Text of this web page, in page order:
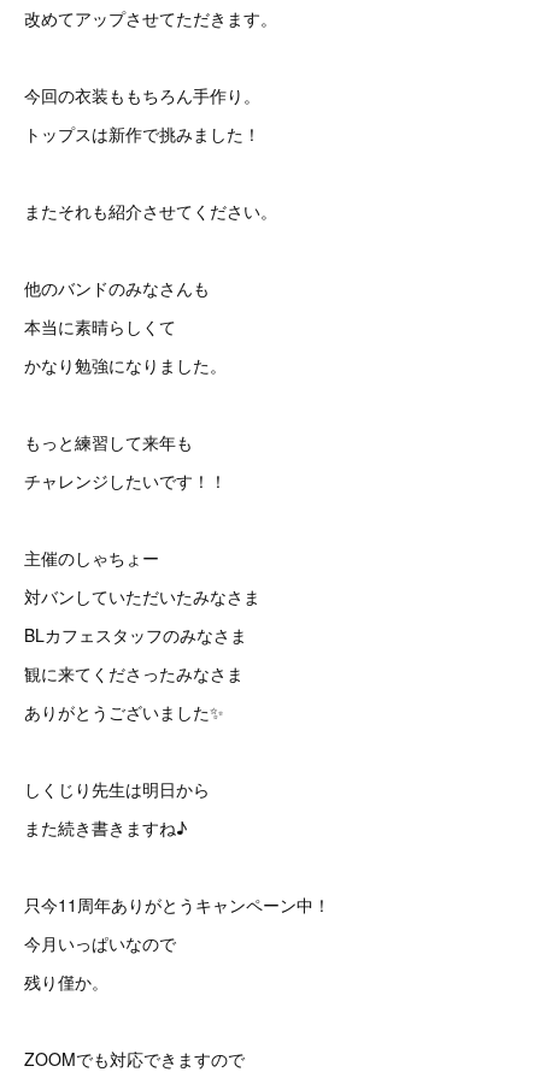
改めてアップさせてただきます。
今回の衣装ももちろん手作り。
トップスは新作で挑みました！
またそれも紹介させてください。
他のバンドのみなさんも
本当に素晴らしくて
かなり勉強になりました。
もっと練習して来年も
チャレンジしたいです！！
主催のしゃちょー
対バンしていただいたみなさま
BLカフェスタッフのみなさま
観に来てくださったみなさま
ありがとうございました✨
しくじり先生は明日から
また続き書きますね♪
只今11周年ありがとうキャンペーン中！
今月いっぱいなので
残り僅か。
ZOOMでも対応できますので